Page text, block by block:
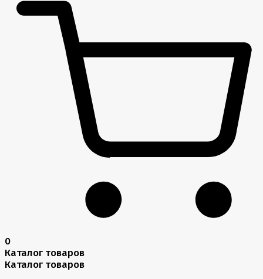
0
Каталог товаров
Каталог товаров